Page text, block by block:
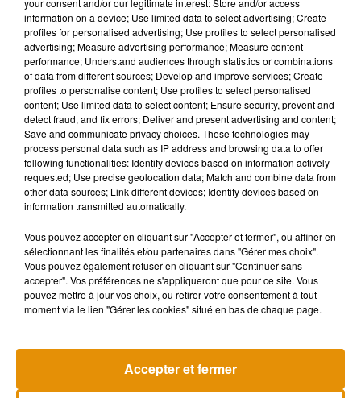
Musique
5 août 2026
Après le film, bientôt une docu-série sur
le père de Michael Jackson
4 août 2026
live session solaire
festival dans son dernier clip
information on a device; Use limited data to select advertising; Create
profiles for personalised advertising; Use profiles to select personalised
advertising; Measure advertising performance; Measure content
performance; Understand audiences through statistics or combinations
of data from different sources; Develop and improve services; Create
profiles to personalise content; Use profiles to select personalised
content; Use limited data to select content; Ensure security, prevent and
detect fraud, and fix errors; Deliver and present advertising and content;
Save and communicate privacy choices. These technologies may
process personal data such as IP address and browsing data to offer
following functionalities: Identify devices based on information actively
requested; Use precise geolocation data; Match and combine data from
other data sources; Link different devices; Identify devices based on
information transmitted automatically.
Vous pouvez accepter en cliquant sur "Accepter et fermer", ou affiner en
sélectionnant les finalités et/ou partenaires dans "Gérer mes choix".
Vous pouvez également refuser en cliquant sur "Continuer sans
accepter". Vos préférences ne s'appliqueront que pour ce site. Vous
pouvez mettre à jour vos choix, ou retirer votre consentement à tout
moment via le lien "Gérer les cookies" situé en bas de chaque page.
Accepter et fermer